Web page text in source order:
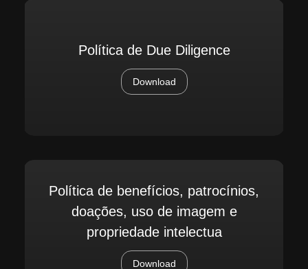
Política de Due Diligence
Download
Política de benefícios, patrocínios,
doações, uso de imagem e
propriedade intelectua
Download